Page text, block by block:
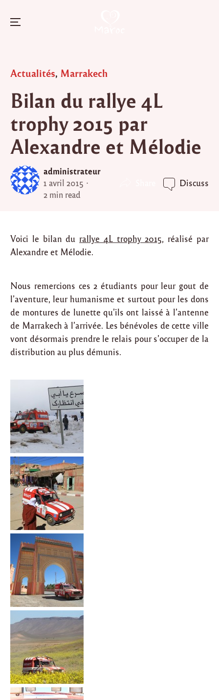
content
Menu
Posted
Actualités, Marrakech
Bilan du rallye 4L
trophy 2015 par
Alexandre et Mélodie
administrateur
1 avril 2015
2 min read
Discuss
Voici le bilan du rallye 4L trophy 2015, réalisé par
Alexandre et Mélodie.
Nous remercions ces 2 étudiants pour leur gout de
l’aventure, leur humanisme et surtout pour les dons
de montures de lunette qu’ils ont laissé à l’antenne
de Marrakech à l’arrivée. Les bénévoles de cette ville
vont désormais prendre le relais pour s’occuper de la
distribution au plus démunis.